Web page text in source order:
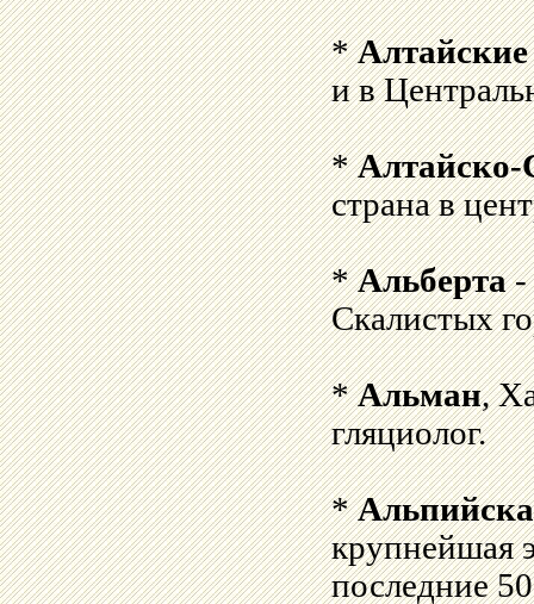
*
и в
*Алтайско-
страна в
*Альберта-
Скалистых
*Альман,
гляциолог.
*
крупнейшая
последние